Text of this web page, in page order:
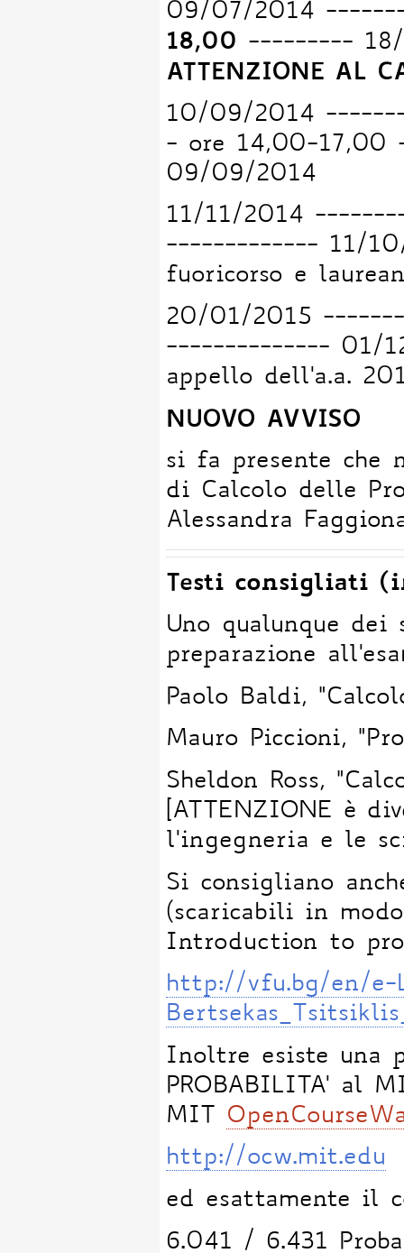
09/07/2014
18,00 --------- 18/
ATTENZIONE AL
10/09/2014
- ore 14,00-
09/09/2014
11/11/2014
------------- 11/
fuoricorso e
20/01/2015
-------------- 01/
appello dell'a.a.
NUOVO AVVISO
si fa presente che
di Calcolo delle
Alessandra
Testi consigliati
Uno qualunque
preparazione
Paolo Baldi,
Mauro Piccioni,
Sheldon Ross,
[ATTENZIONE è
l'ingegneria e le
Si consigliano
(scaricabili in
Introduction to
http://vfu.bg/en/e-
Inoltre esiste una
PROBABILITA' al
MIT
http://ocw.mit.edu
ed esattamente il
6.041 / 6.431